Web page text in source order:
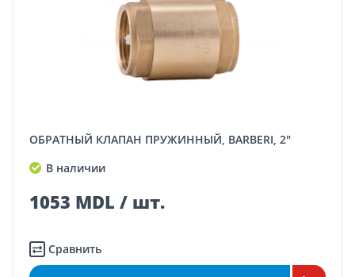
ОБРАТНЫЙ КЛАПАН ПРУЖИННЫЙ, BARBERI, 2"
В наличии
1053 MDL / шт.
Сравнить